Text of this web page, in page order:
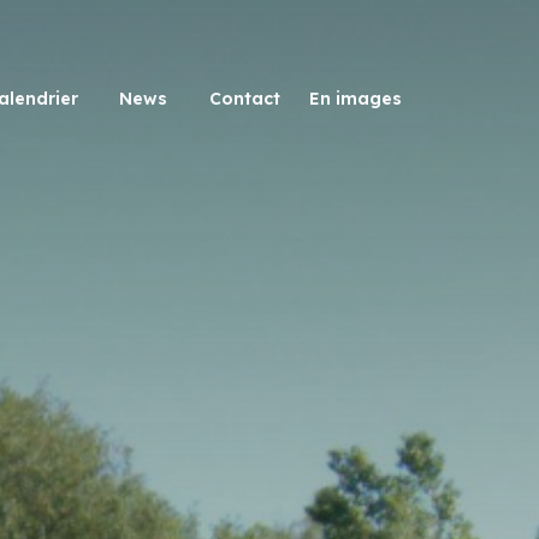
News Contact En images